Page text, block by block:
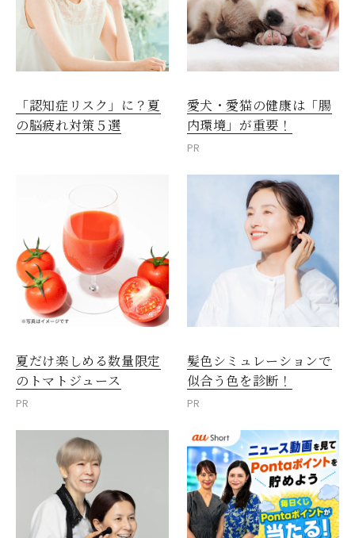
「認知症リスク」に？夏
の脳疲れ対策５選
愛犬・愛猫の健康は「腸
内環境」が重要！
PR
夏だけ楽しめる数量限定
のトマトジュース
PR
髪色シミュレーションで
似合う色を診断！
PR